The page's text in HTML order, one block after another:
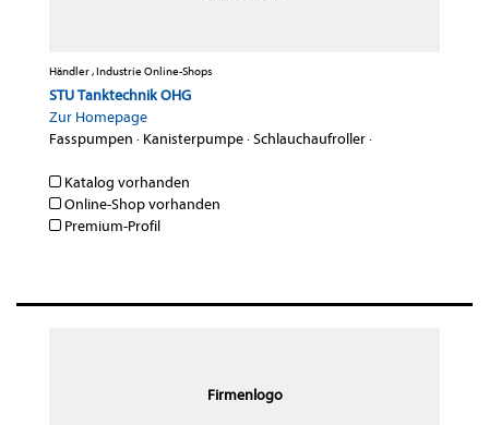
Händler , Industrie Online-Shops
STU Tanktechnik OHG
Zur Homepage
Fasspumpen · Kanisterpumpe·Schlauchaufroller·
Katalog vorhanden
Online-Shop vorhanden
Premium-Profil
Firmenlogo